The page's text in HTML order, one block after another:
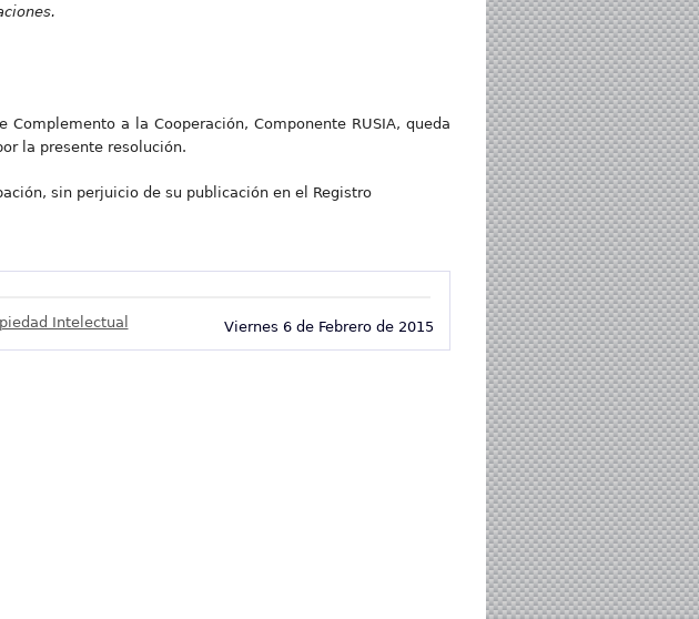
a la Cooperación, Componente RUSIA, queda
la presente resolución.
sin perjuicio de su publicación en el Registro
Viernes 6 de Febrero de 2015
Intelectual